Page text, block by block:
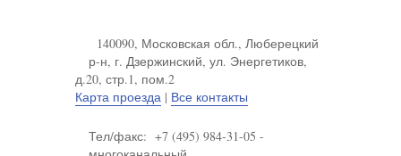
140090, Московская обл., Люберецкий
р-н, г. Дзержинский, ул. Энергетиков,
д.20, стр.1, пом.2
Карта проезда | Все контакты
Тел/факс: +7 (495) 984-31-05 -